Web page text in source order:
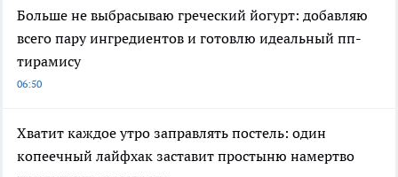
Больше не выбрасываю греческий йогурт: добавляю
всего пару ингредиентов и готовлю идеальный пп-
тирамису
06:50
Хватит каждое утро заправлять постель: один
копеечный лайфхак заставит простыню намертво